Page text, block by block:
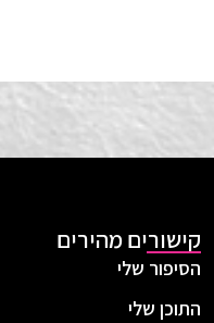
קישורים מהירים
הסיפור שלי
התוכן שלי